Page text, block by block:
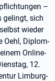
–
gelingt, sich
wieder
Oehl, Diplom-
Online-
12.
Limburg-